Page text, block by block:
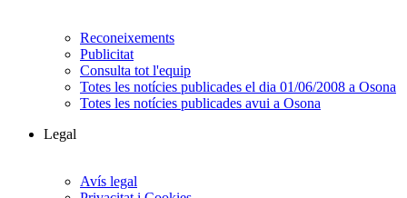
Reconeixements
Publicitat
Consulta tot l'equip
Totes les notícies publicades el dia 01/06/2008 a Osona
Totes les notícies publicades avui a Osona
Legal
Avís legal